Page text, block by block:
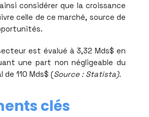
considérer que la croissance
celle de ce marché, source de
est évalué à 3,32 Mds$ en
une part non négligeable du
de 110 Mds$ (Source : Statista).
clés